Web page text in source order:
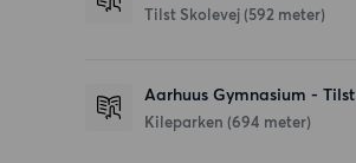
Tilst Skolevej (592 meter)
Aarhuus Gymnasium - Tilst
Kileparken (694 meter)